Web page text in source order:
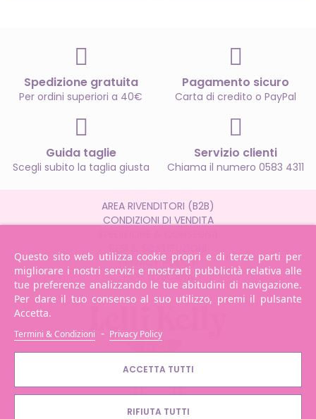
Questo sito web utilizza cookie propri e di terze parti per
migliorare i nostri servizi e mostrarti pubblicità relativa alle
tue preferenze analizzando le tue abitudini di navigazione.
Per dare il tuo consenso al suo utilizzo, premi il pulsante
Accetta.
Termini & Condizioni - Privacy Policy
ACCETTA TUTTI
RIFIUTA TUTTI
Spedizione gratuita
Per ordini superiori a 40€
Pagamento sicuro
Carta di credito o PayPal
Guida taglie
Scegli subito la taglia giusta
Servizio clienti
Chiama il numero 0583 4311
AREA RIVENDITORI (B2B)
CONDIZIONI DI VENDITA
PRIVACY POLICY
POR TOSCANA